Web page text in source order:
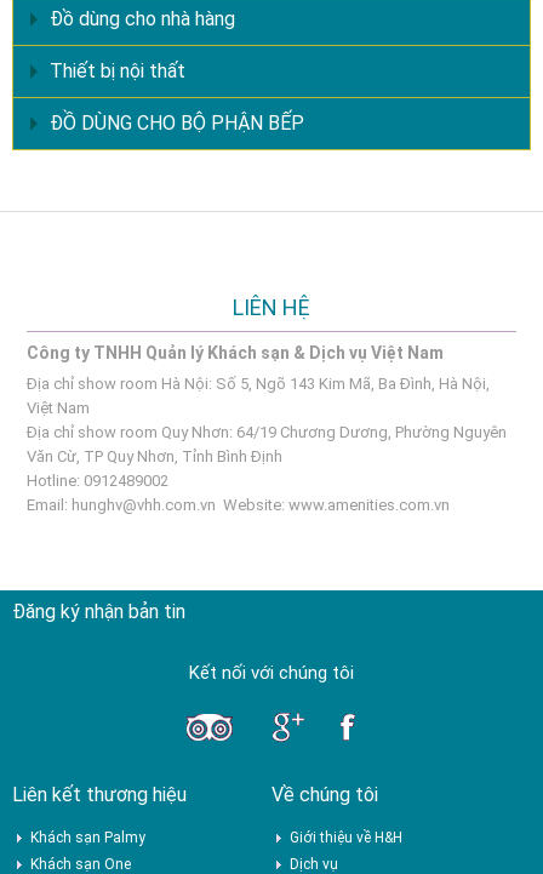
Đồ dùng cho nhà hàng
Thiết bị nội thất
ĐỒ DÙNG CHO BỘ PHẬN BẾP
LIÊN HỆ
Công ty TNHH Quản lý Khách sạn & Dịch vụ Việt Nam
Địa chỉ show room Hà Nội: Số 5, Ngõ 143 Kim Mã, Ba Đình, Hà Nội,
Việt Nam
Địa chỉ show room Quy Nhơn: 64/19 Chương Dương, Phường Nguyên
Văn Cừ, TP Quy Nhơn, Tỉnh Bình Định
Hotline: 0912489002
Email: hunghv@vhh.com.vn Website:www.amenities.com.vn
Đăng ký nhận bản tin
Kết nối với chúng tôi
Liên kết thương hiệu
Khách sạn Palmy
Khách sạn One
Về chúng tôi
Giới thiệu về H&H
Dịch vụ